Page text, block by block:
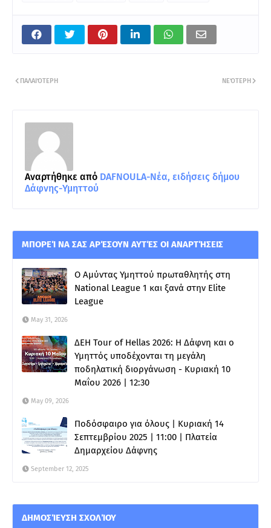
ΝΕΌΤΕΡΗ
ΠΑΛΑΙΌΤΕΡΗ
Αναρτήθηκε από DAFNOULA-Νέα, ειδήσεις δήμου
Δάφνης-Υμηττού
ΜΠΟΡΕΊ ΝΑ ΣΑΣ ΑΡΈΣΟΥΝ ΑΥΤΈΣ ΟΙ ΑΝΑΡΤΉΣΕΙΣ
Ο Αμύντας Υμηττού πρωταθλητής στη
National League 1 και ξανά στην Elite
League
May 31, 2026
ΔΕΗ Tour of Hellas 2026: Η Δάφνη και ο
Υμηττός υποδέχονται τη μεγάλη
ποδηλατική διοργάνωση - Κυριακή 10
Μαΐου 2026 | 12:30
May 09, 2026
Ποδόσφαιρο για όλους | Κυριακή 14
Σεπτεμβρίου 2025 | 11:00 | Πλατεία
Δημαρχείου Δάφνης
September 12, 2025
ΔΗΜΟΣΊΕΥΣΗ ΣΧΟΛΊΟΥ